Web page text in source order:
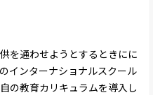
を通わせようとするときにに
インターナショナルスクール
の教育カリキュラムを導入し